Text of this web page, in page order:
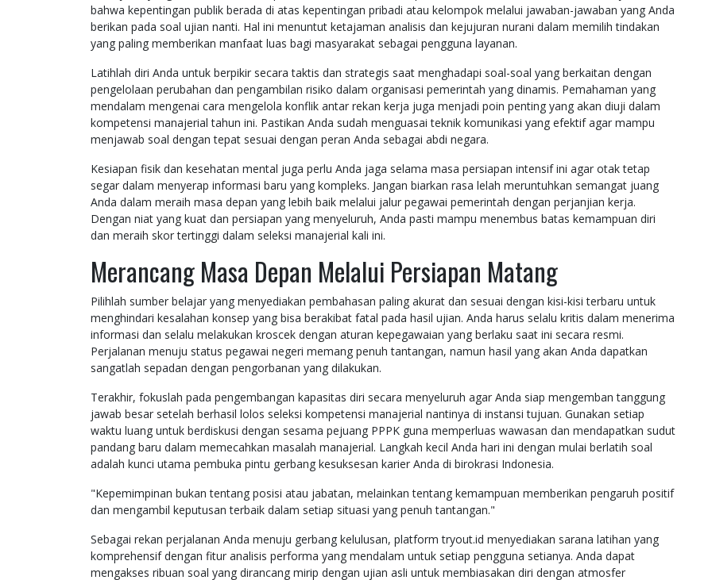
bahwa kepentingan publik berada di atas kepentingan pribadi atau kelompok melalui jawaban-jawaban yang Anda
berikan pada soal ujian nanti. Hal ini menuntut ketajaman analisis dan kejujuran nurani dalam memilih tindakan
yang paling memberikan manfaat luas bagi masyarakat sebagai pengguna layanan.
Latihlah diri Anda untuk berpikir secara taktis dan strategis saat menghadapi soal-soal yang berkaitan dengan
pengelolaan perubahan dan pengambilan risiko dalam organisasi pemerintah yang dinamis. Pemahaman yang
mendalam mengenai cara mengelola konflik antar rekan kerja juga menjadi poin penting yang akan diuji dalam
kompetensi manajerial tahun ini. Pastikan Anda sudah menguasai teknik komunikasi yang efektif agar mampu
menjawab soal dengan tepat sesuai dengan peran Anda sebagai abdi negara.
Kesiapan fisik dan kesehatan mental juga perlu Anda jaga selama masa persiapan intensif ini agar otak tetap
segar dalam menyerap informasi baru yang kompleks. Jangan biarkan rasa lelah meruntuhkan semangat juang
Anda dalam meraih masa depan yang lebih baik melalui jalur pegawai pemerintah dengan perjanjian kerja.
Dengan niat yang kuat dan persiapan yang menyeluruh, Anda pasti mampu menembus batas kemampuan diri
dan meraih skor tertinggi dalam seleksi manajerial kali ini.
Merancang Masa Depan Melalui Persiapan Matang
Pilihlah sumber belajar yang menyediakan pembahasan paling akurat dan sesuai dengan kisi-kisi terbaru untuk
menghindari kesalahan konsep yang bisa berakibat fatal pada hasil ujian. Anda harus selalu kritis dalam menerima
informasi dan selalu melakukan kroscek dengan aturan kepegawaian yang berlaku saat ini secara resmi.
Perjalanan menuju status pegawai negeri memang penuh tantangan, namun hasil yang akan Anda dapatkan
sangatlah sepadan dengan pengorbanan yang dilakukan.
Terakhir, fokuslah pada pengembangan kapasitas diri secara menyeluruh agar Anda siap mengemban tanggung
jawab besar setelah berhasil lolos seleksi kompetensi manajerial nantinya di instansi tujuan. Gunakan setiap
waktu luang untuk berdiskusi dengan sesama pejuang PPPK guna memperluas wawasan dan mendapatkan sudut
pandang baru dalam memecahkan masalah manajerial. Langkah kecil Anda hari ini dengan mulai berlatih soal
adalah kunci utama pembuka pintu gerbang kesuksesan karier Anda di birokrasi Indonesia.
"Kepemimpinan bukan tentang posisi atau jabatan, melainkan tentang kemampuan memberikan pengaruh positif
dan mengambil keputusan terbaik dalam setiap situasi yang penuh tantangan."
Sebagai rekan perjalanan Anda menuju gerbang kelulusan, platform tryout.id menyediakan sarana latihan yang
komprehensif dengan fitur analisis performa yang mendalam untuk setiap pengguna setianya. Anda dapat
mengakses ribuan soal yang dirancang mirip dengan ujian asli untuk membiasakan diri dengan atmosfer